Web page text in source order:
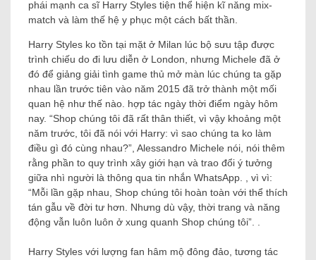
phái mạnh ca sĩ Harry Styles tiện thể hiện kĩ năng mix-
match và làm thế hệ y phục một cách bất thần.
Harry Styles ko tồn tại mặt ở Milan lúc bộ sưu tập được
trình chiếu do đi lưu diễn ở London, nhưng Michele đã ở
đó để giảng giải tình game thủ mở màn lúc chúng ta gặp
nhau lần trước tiên vào năm 2015 đã trở thành một mối
quan hệ như thế nào. hợp tác ngày thời điểm ngày hôm
nay. “Shop chúng tôi đã rất thân thiết, vì vậy khoảng một
năm trước, tôi đã nói với Harry: vì sao chúng ta ko làm
điều gì đó cùng nhau?”, Alessandro Michele nói, nói thêm
rằng phần to quy trình xây giới hạn và trao đổi ý tưởng
giữa nhì người là thông qua tin nhắn WhatsApp. , vì vì:
“Mỗi lần gặp nhau, Shop chúng tôi hoàn toàn với thể thích
tán gẫu về đời tư hơn. Nhưng dù vậy, thời trang và năng
động vẫn luôn luôn ở xung quanh Shop chúng tôi”. .
Harry Styles với lượng fan hâm mộ đông đảo, tương tác